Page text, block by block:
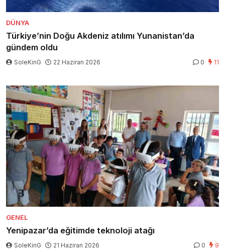
DÜNYA
Türkiye’nin Doğu Akdeniz atılımı Yunanistan’da
gündem oldu
SoleKinG 22 Haziran 2026 0 11
GENEL
Yenipazar’da eğitimde teknoloji atağı
SoleKinG 21 Haziran 2026 0 9